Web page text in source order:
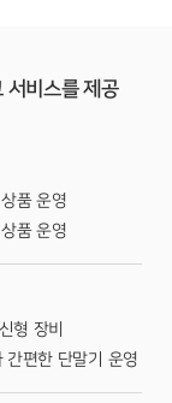
서비스를 제공
품 운영
품 운영
형 장비
간편한 단말기 운영